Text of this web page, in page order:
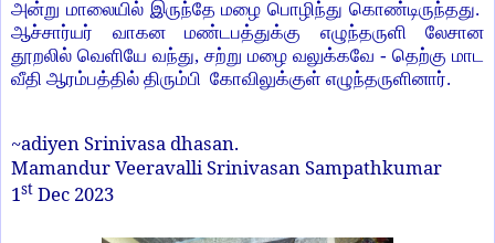
அன்று மாலையில் இருந்தே மழை பொழிந்து கொண்டிருந்தது.
ஆச்சார்யர் வாகன மண்டபத்துக்கு எழுந்தருளி லேசான
தூறலில் வெளியே வந்து, சற்று மழை வலுக்கவே - தெற்கு மாட
வீதி ஆரம்பத்தில் திரும்பி கோவிலுக்குள் எழுந்தருளினார்.
~adiyen Srinivasa dhasan.
Mamandur Veeravalli Srinivasan Sampathkumar
1st Dec 2023